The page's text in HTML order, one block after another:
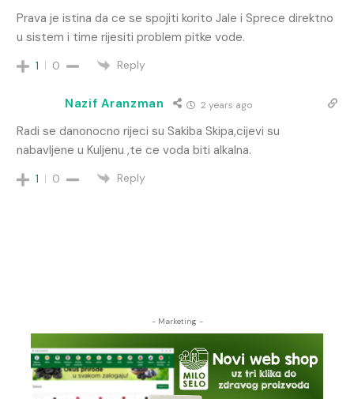
Prava je istina da ce se spojiti korito Jale i Sprece direktno
u sistem i time rijesiti problem pitke vode.
1 0 Reply
Nazif Aranzman 2 years ago
Radi se danonocno rijeci su Sakiba Skipa,cijevi su
nabavljene u Kuljenu ,te ce voda biti alkalna.
1 0 Reply
- Marketing -